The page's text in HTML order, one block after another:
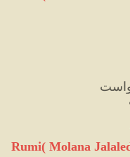
Rumi( Molana